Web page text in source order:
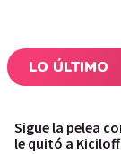
LO ÚLTIMO
Sigue la pelea
le quitó a